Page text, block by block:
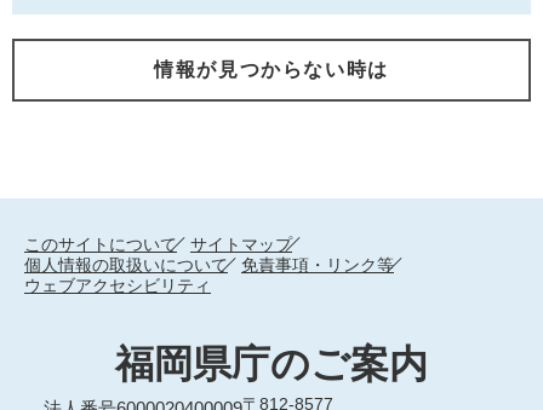
情報が見つからない時は
このサイトについて
サイトマップ
個人情報の取扱いについて
免責事項・リンク等
ウェブアクセシビリティ
福岡県庁のご案内
〒812-8577